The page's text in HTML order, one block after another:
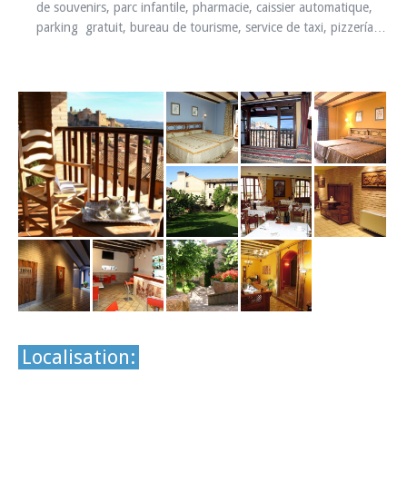
de souvenirs, parc infantile, pharmacie, caissier automatique,
parking gratuit, bureau de tourisme, service de taxi, pizzería…
Localisation: